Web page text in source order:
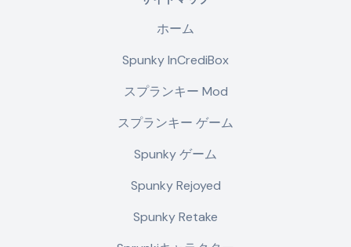
ホーム
Spunky InCrediBox
スプランキー Mod
スプランキー ゲーム
Spunky ゲーム
Spunky Rejoyed
Spunky Retake